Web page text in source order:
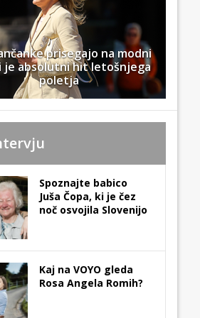
prisegajo na modni
je absolutni hit letošnjega
poletja
Spoznajte babico
Juša Čopa, ki je čez
noč osvojila Slovenijo
Kaj na VOYO gleda
Rosa Angela Romih?